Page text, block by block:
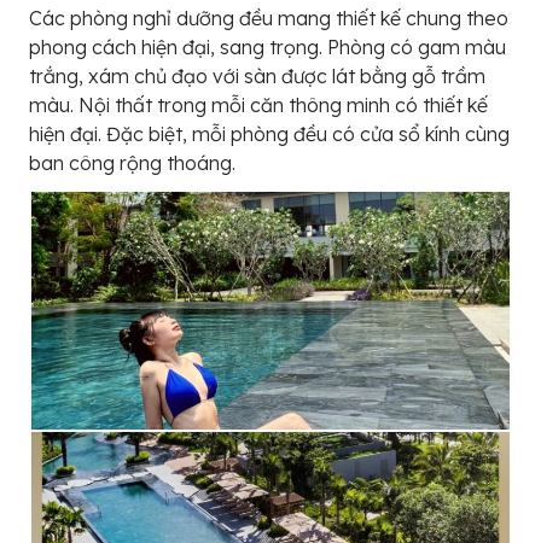
Các phòng nghỉ dưỡng đều mang thiết kế chung theo
phong cách hiện đại, sang trọng. Phòng có gam màu
trắng, xám chủ đạo với sàn được lát bằng gỗ trầm
màu. Nội thất trong mỗi căn thông minh có thiết kế
hiện đại. Đặc biệt, mỗi phòng đều có cửa sổ kính cùng
ban công rộng thoáng.